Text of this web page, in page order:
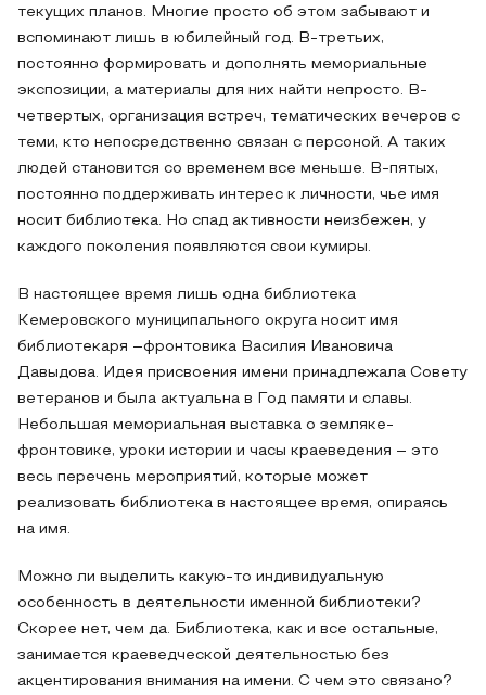
текущих планов. Многие просто об этом забывают и
вспоминают лишь в юбилейный год. В-третьих,
постоянно формировать и дополнять мемориальные
экспозиции, а материалы для них найти непросто. В-
четвертых, организация встреч, тематических вечеров с
теми, кто непосредственно связан с персоной. А таких
людей становится со временем все меньше. В-пятых,
постоянно поддерживать интерес к личности, чье имя
носит библиотека. Но спад активности неизбежен, у
каждого поколения появляются свои кумиры.
В настоящее время лишь одна библиотека
Кемеровского муниципального округа носит имя
библиотекаря –фронтовика Василия Ивановича
Давыдова. Идея присвоения имени принадлежала Совету
ветеранов и была актуальна в Год памяти и славы.
Небольшая мемориальная выставка о земляке-
фронтовике, уроки истории и часы краеведения – это
весь перечень мероприятий, которые может
реализовать библиотека в настоящее время, опираясь
на имя.
Можно ли выделить какую-то индивидуальную
особенность в деятельности именной библиотеки?
Скорее нет, чем да. Библиотека, как и все остальные,
занимается краеведческой деятельностью без
акцентирования внимания на имени. С чем это связано?